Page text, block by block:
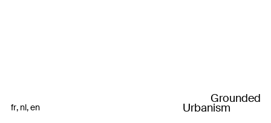
fr nl en
Grounded
Urbanism